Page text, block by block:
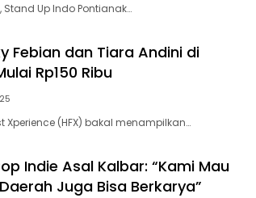
Up Indo Pontianak…
Febian dan Tiara Andini di
Rp150 Ribu
Xperience (HFX) bakal menampilkan…
Indie Asal Kalbar: “Kami Mau
Juga Bisa Berkarya”